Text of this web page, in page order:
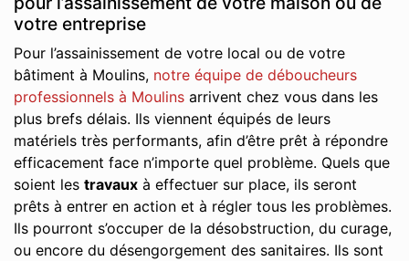
votre entreprise
Pour l’assainissement de votre local ou de votre
bâtiment à Moulins, notre équipe de déboucheurs
professionnels à Moulins arrivent chez vous dans les
plus brefs délais. Ils viennent équipés de leurs
matériels très performants, afin d’être prêt à répondre
efficacement face n’importe quel problème. Quels que
soient les travaux à effectuer sur place, ils seront
prêts à entrer en action et à régler tous les problèmes.
Ils pourront s’occuper de la désobstruction, du curage,
ou encore du désengorgement des sanitaires. Ils sont